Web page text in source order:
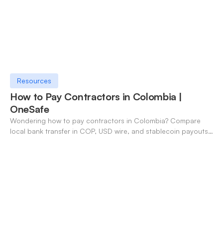
Resources
How to Pay Contractors in Colombia |
OneSafe
Wondering how to pay contractors in Colombia? Compare
local bank transfer in COP, USD wire, and stablecoin payouts.